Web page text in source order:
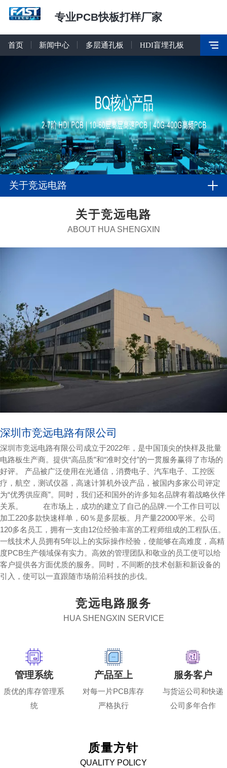
专业PCB快板打样厂家
首页 新闻中心 多层通孔板 HDI盲埋孔板
关于竞远电路
关于竞远电路
ABOUT HUA SHENGXIN
深圳市竞远电路有限公司
深圳市竞远电路有限公司成立于2022年，是中国顶尖的快样及批量
电路板生产商。提供“高品质”和“准时交付”的一贯服务赢得了市场的
好评。 产品被广泛使用在光通信，消费电子、汽车电子、工控医
疗，航空，测试仪器，高速计算机外设产品，被国内多家公司评定
为“优秀供应商”。同时，我们还和国外的许多知名品牌有着战略伙伴
关系。 在市场上，成功的建立了自己的品牌.一个工作日可以
加工220多款快速样单，60％是多层板。月产量22000平米。公司
120多名员工，拥有一支由12位经验丰富的工程师组成的工程队伍。
一线技术人员拥有5年以上的实际操作经验，使能够在高难度，高精
度PCB生产领域保有实力。高效的管理团队和敬业的员工使可以给
客户提供各方面优质的服务。同时，不间断的技术创新和新设备的
引入，使可以一直跟随市场前沿科技的步伐。
竞远电路服务
HUA SHENGXIN SERVICE
管理系统
质优的库存管理系
统
产品至上
对每一片PCB库存
严格执行
服务客户
与货运公司和快递
公司多年合作
质量方针
QUALITY POLICY